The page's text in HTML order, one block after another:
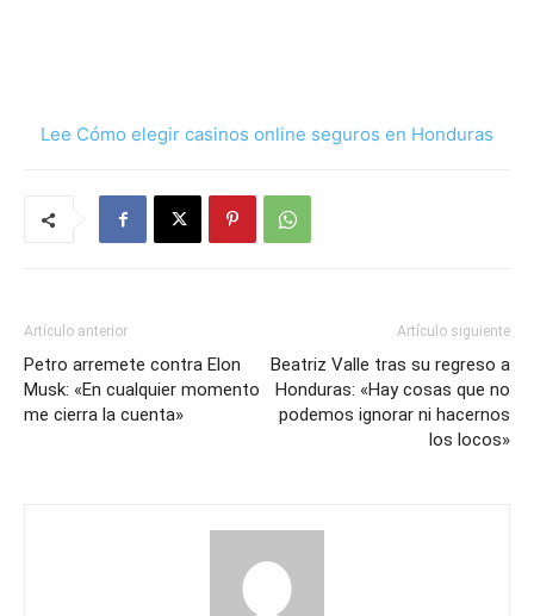
Lee Cómo elegir casinos online seguros en Honduras
Artículo anterior
Petro arremete contra Elon
Musk: «En cualquier momento
me cierra la cuenta»
Artículo siguiente
Beatriz Valle tras su regreso a
Honduras: «Hay cosas que no
podemos ignorar ni hacernos
los locos»